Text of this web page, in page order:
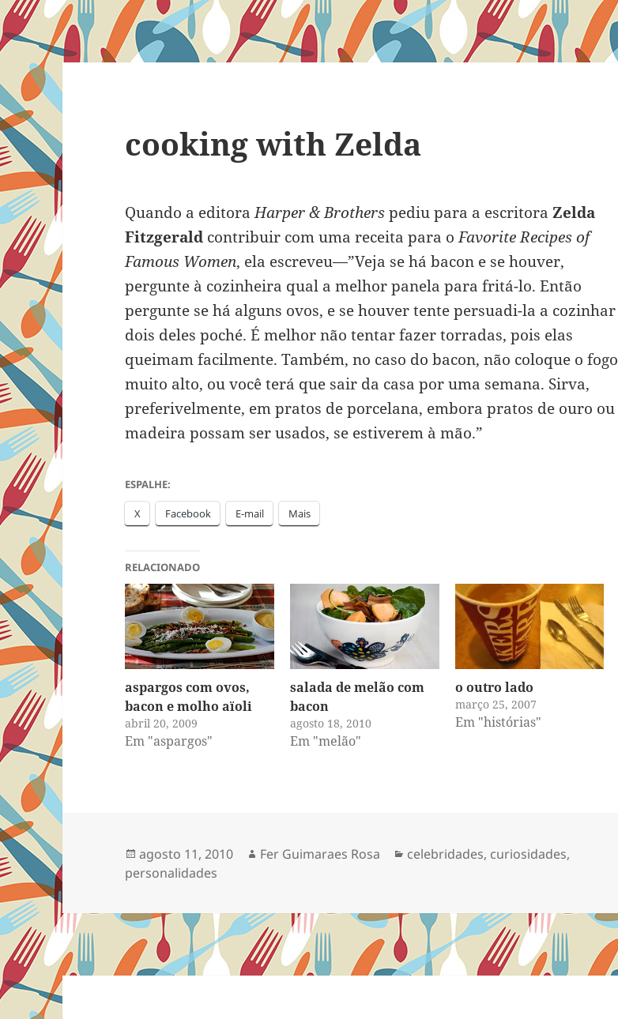
cooking with Zelda
Quando a editoraHarper & Brotherspediu para a escritoraZelda
Fitzgerald contribuir com uma receita para oFavorite Recipes of
Famous Women, ela escreveu—”Veja se há bacon e se houver,
pergunte à cozinheira qual a melhor panela para fritá-lo. Então
pergunte se há alguns ovos, e se houver tente persuadi-la a cozinhar
dois deles poché. É melhor não tentar fazer torradas, pois elas
queimam facilmente. Também, no caso do bacon, não coloque o fogo
muito alto, ou você terá que sair da casa por uma semana. Sirva,
preferivelmente, em pratos de porcelana, embora pratos de ouro ou
madeira possam ser usados, se estiverem à mão.”
ESPALHE:
X Facebook E-mail Mais
RELACIONADO
aspargos com ovos,
bacon e molho aïoli
abril 20, 2009
Em "aspargos"
salada de melão com
bacon
agosto 18, 2010
Em "melão"
o outro lado
março 25, 2007
Em "histórias"
Publicado
em
agosto 11, 2010 Autor
Fer Guimaraes Rosa Categorias
celebridades, curiosidades,
personalidades